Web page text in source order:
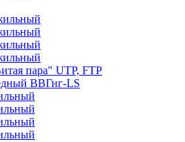
пара" UTP, FTP
ВВГнг-LS